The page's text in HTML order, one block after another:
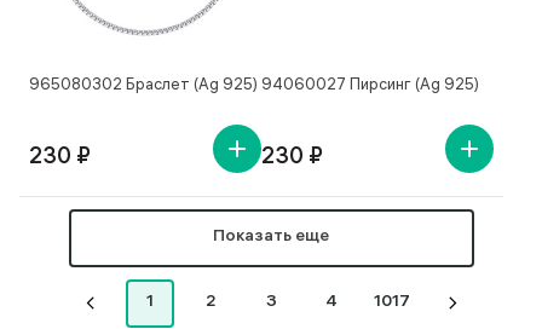
965080302 Браслет (Ag 925)
230 ₽
94060027 Пирсинг (Ag 925)
230 ₽
Показать еще
1 2 3 4 1017